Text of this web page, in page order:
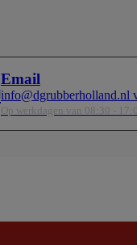
Email
info@dgrubberholland.nl
Op werkdagen van 08:30 -